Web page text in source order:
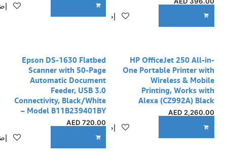
إضافة إلى قائمة الأمنيات
نفدت الكمية
HP OfficeJet 250 All-in-
One Portable Printer with
Wireless & Mobile
Printing, Works with
Alexa (CZ992A) Black
2,260.00
إضافة إلى قائمة الأمنيات
Epson DS-1630 Flatbed
Scanner with 50-Page
Automatic Document
Feeder, USB 3.0
Connectivity, Black/White
– Model B11B239401BY
720.00
AED